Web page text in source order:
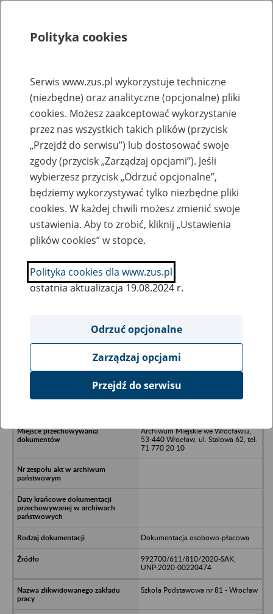
Rejestry, ewidencje i archiwa
Baza zlikwidowanych lub
przekształconych zakładów pracy
Nazwa zakładu pracy:
SZUKAJ
Ukryj wszystkie pozycje bazy
Szkoła Podstawowa nr 83 - Wrocław
Archiwum Miejskie we Wrocławiu,
53-440 Wrocław, ul. Stalowa 62, tel.
71 770 20 10
Dokumentacja osobowo-płacowa
992700/611/810/2020-SAK;
UNP:2020-00220474
Szkoła Podstawowa nr 81 - Wrocław
Polityka cookies
Serwis www.zus.pl wykorzystuje techniczne
(niezbędne) oraz analityczne (opcjonalne) pliki
cookies. Możesz zaakceptować wykorzystanie
przez nas wszystkich takich plików (przycisk
„Przejdź do serwisu”) lub dostosować swoje
zgody (przycisk „Zarządzaj opcjami”). Jeśli
wybierzesz przycisk „Odrzuć opcjonalne”,
będziemy wykorzystywać tylko niezbędne pliki
cookies. W każdej chwili możesz zmienić swoje
ustawienia. Aby to zrobić, kliknij „Ustawienia
plików cookies” w stopce.
Polityka cookies dla www.zus.pl
ostatnia aktualizacja 19.08.2024 r.
Odrzuć opcjonalne
Zarządzaj opcjami
Przejdź do serwisu